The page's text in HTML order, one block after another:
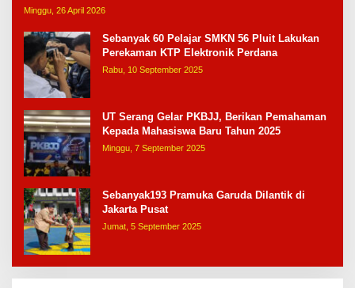
Minggu, 26 April 2026
Sebanyak 60 Pelajar SMKN 56 Pluit Lakukan
Perekaman KTP Elektronik Perdana
Rabu, 10 September 2025
UT Serang Gelar PKBJJ, Berikan Pemahaman
Kepada Mahasiswa Baru Tahun 2025
Minggu, 7 September 2025
Sebanyak193 Pramuka Garuda Dilantik di
Jakarta Pusat
Jumat, 5 September 2025